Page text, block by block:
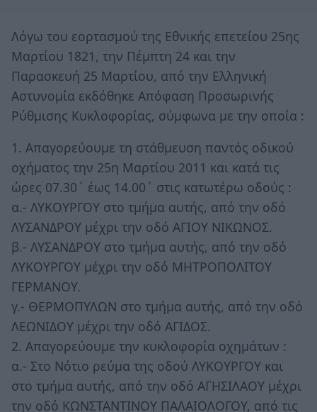
Λόγω του εορτασμού της Εθνικής επετείου 25ης
Μαρτίου 1821, την Πέμπτη 24 και την
Παρασκευή 25 Μαρτίου, από την Ελληνική
Αστυνομία εκδόθηκε Απόφαση Προσωρινής
Ρύθμισης Κυκλοφορίας, σύμφωνα με την οποία :
1. Απαγορεύουμε τη στάθμευση παντός οδικού
οχήματος την 25η Μαρτίου 2011 και κατά τις
ώρες 07.30΄ έως 14.00΄ στις κατωτέρω οδούς :
α.- ΛΥΚΟΥΡΓΟΥ στο τμήμα αυτής, από την οδό
ΛΥΣΑΝΔΡΟΥ μέχρι την οδό ΑΓΙΟΥ ΝΙΚΩΝΟΣ.
β.- ΛΥΣΑΝΔΡΟΥ στο τμήμα αυτής, από την οδό
ΛΥΚΟΥΡΓΟΥ μέχρι την οδό ΜΗΤΡΟΠΟΛΙΤΟΥ
ΓΕΡΜΑΝΟΥ.
γ.- ΘΕΡΜΟΠΥΛΩΝ στο τμήμα αυτής, από την οδό
ΛΕΩΝΙΔΟΥ μέχρι την οδό ΑΓΙΔΟΣ.
2. Απαγορεύουμε την κυκλοφορία οχημάτων :
α.- Στο Νότιο ρεύμα της οδού ΛΥΚΟΥΡΓΟΥ και
στο τμήμα αυτής, από την οδό ΑΓΗΣΙΛΑΟΥ μέχρι
την οδό ΚΩΝΣΤΑΝΤΙΝΟΥ ΠΑΛΑΙΟΛΟΓΟΥ, από τις